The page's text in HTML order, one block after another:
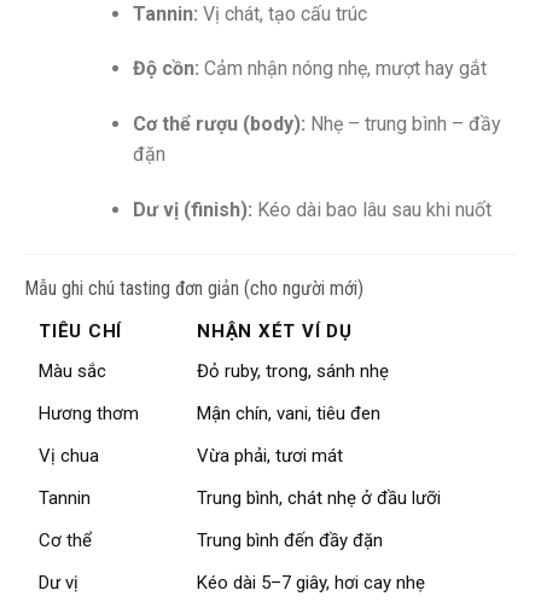
Tannin: Vị chát, tạo cấu trúc
Độ cồn: Cảm nhận nóng nhẹ, mượt hay gắt
Cơ thể rượu (body): Nhẹ – trung bình – đầy
đặn
Dư vị (finish): Kéo dài bao lâu sau khi nuốt
Mẫu ghi chú tasting đơn giản (cho người mới)
TIÊU CHÍ
NHẬN XÉT VÍ DỤ
Màu sắc
Đỏ ruby, trong, sánh nhẹ
Hương thơm
Mận chín, vani, tiêu đen
Vị chua
Vừa phải, tươi mát
Tannin
Trung bình, chát nhẹ ở đầu lưỡi
Cơ thể
Trung bình đến đầy đặn
Dư vị
Kéo dài 5–7 giây, hơi cay nhẹ